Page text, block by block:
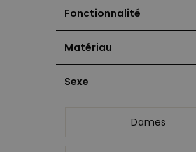
Fonctionnalité
Matériau
Sexe
Dames